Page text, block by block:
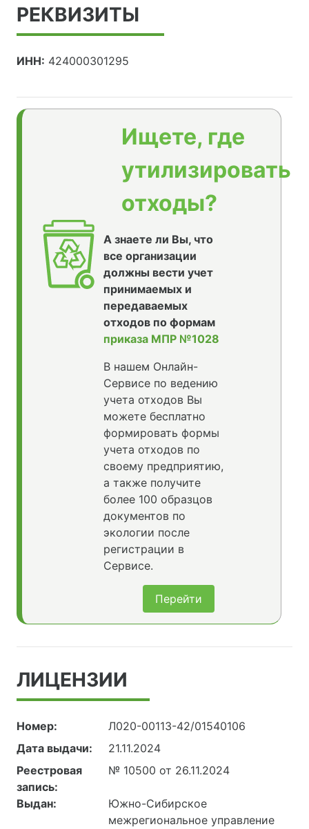
РЕКВИЗИТЫ
ИНН: 424000301295
Ищете, где
утилизировать
отходы?
А знаете ли Вы, что
все организации
должны вести учет
принимаемых и
передаваемых
отходов по формам
приказа МПР №1028
В нашем Онлайн-
Сервисе по ведению
учета отходов Вы
можете бесплатно
формировать формы
учета отходов по
своему предприятию,
а также получите
более 100 образцов
документов по
экологии после
регистрации в
Сервисе.
Перейти
ЛИЦЕНЗИИ
Номер:
Л020-00113-42/01540106
Дата выдачи:
21.11.2024
Реестровая
запись:
№ 10500 от 26.11.2024
Выдан:
Южно-Сибирское
межрегиональное управление